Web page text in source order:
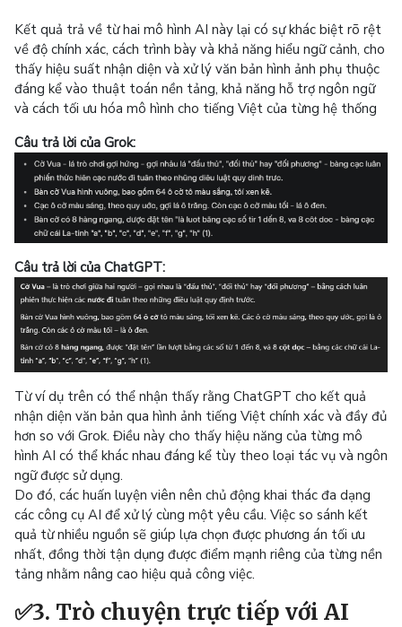
Kết quả trả về từ hai mô hình AI này lại có sự khác biệt rõ rệt
về độ chính xác, cách trình bày và khả năng hiểu ngữ cảnh, cho
thấy hiệu suất nhận diện và xử lý văn bản hình ảnh phụ thuộc
đáng kể vào thuật toán nền tảng, khả năng hỗ trợ ngôn ngữ
và cách tối ưu hóa mô hình cho tiếng Việt của từng hệ thống
Câu trả lời của Grok:
Câu trả lời của ChatGPT:
Từ ví dụ trên có thể nhận thấy rằng ChatGPT cho kết quả
nhận diện văn bản qua hình ảnh tiếng Việt chính xác và đầy đủ
hơn so với Grok. Điều này cho thấy hiệu năng của từng mô
hình AI có thể khác nhau đáng kể tùy theo loại tác vụ và ngôn
ngữ được sử dụng.
Do đó, các huấn luyện viên nên chủ động khai thác đa dạng
các công cụ AI để xử lý cùng một yêu cầu. Việc so sánh kết
quả từ nhiều nguồn sẽ giúp lựa chọn được phương án tối ưu
nhất, đồng thời tận dụng được điểm mạnh riêng của từng nền
tảng nhằm nâng cao hiệu quả công việc.
✅3. Trò chuyện trực tiếp với AI